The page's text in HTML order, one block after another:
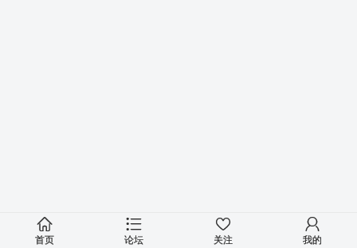
首页 论坛 关注 我的